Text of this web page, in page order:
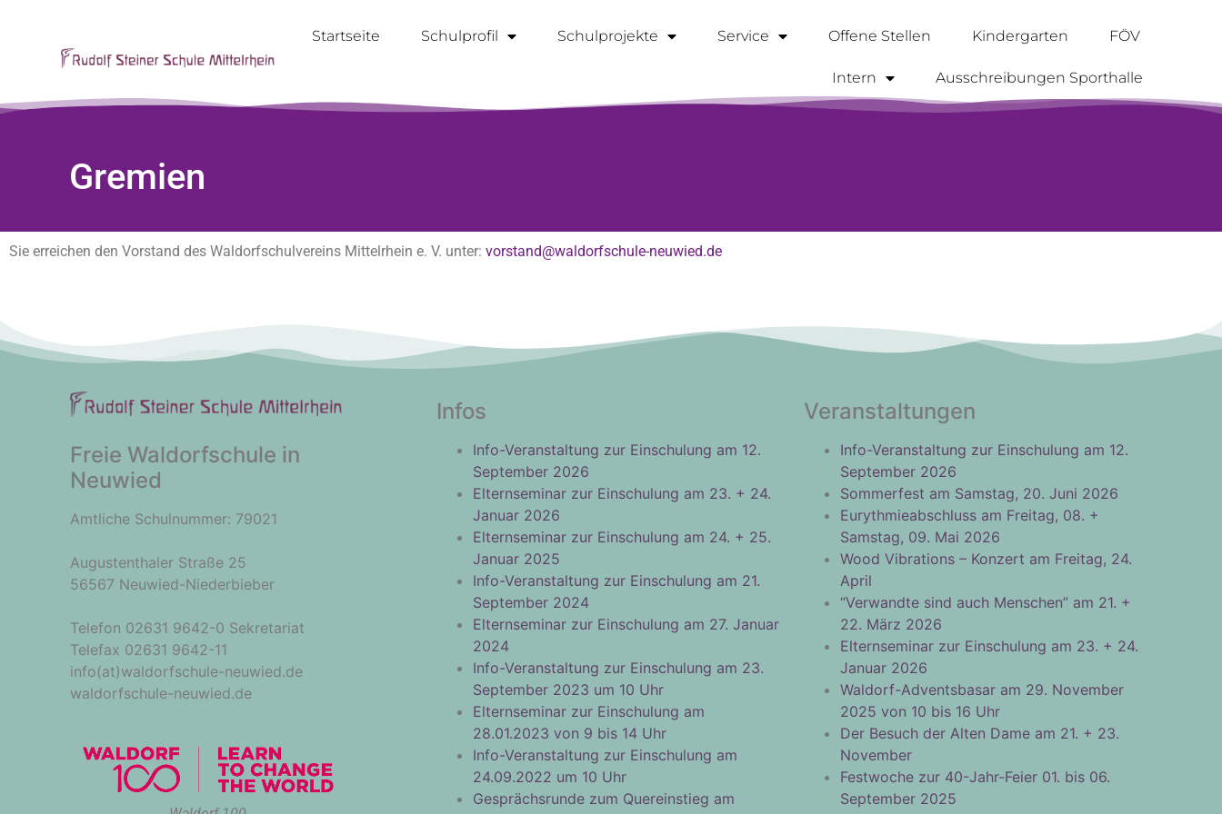
Startseite Schulprofil Schulprojekte Service Offene Stellen Kindergarten FÖV
Intern Ausschreibungen Sporthalle
Gremien
Sie erreichen den Vorstand des Waldorfschulvereins Mittelrhein e. V. unter: vorstand@waldorfschule-neuwied.de
Freie Waldorfschule in
Neuwied
Amtliche Schulnummer: 79021
Augustenthaler Straße 25
56567 Neuwied-Niederbieber
Telefon 02631 9642-0 Sekretariat
Telefax 02631 9642-11
info(at)waldorfschule-neuwied.de
waldorfschule-neuwied.de
Infos
Info-Veranstaltung zur Einschulung am 12.
September 2026
Elternseminar zur Einschulung am 23. + 24.
Januar 2026
Elternseminar zur Einschulung am 24. + 25.
Januar 2025
Info-Veranstaltung zur Einschulung am 21.
September 2024
Elternseminar zur Einschulung am 27. Januar
2024
Info-Veranstaltung zur Einschulung am 23.
September 2023 um 10 Uhr
Elternseminar zur Einschulung am
28.01.2023 von 9 bis 14 Uhr
Info-Veranstaltung zur Einschulung am
24.09.2022 um 10 Uhr
Gesprächsrunde zum Quereinstieg am
Veranstaltungen
Info-Veranstaltung zur Einschulung am 12.
September 2026
Sommerfest am Samstag, 20. Juni 2026
Eurythmieabschluss am Freitag, 08. +
Samstag, 09. Mai 2026
Wood Vibrations – Konzert am Freitag, 24.
April
“Verwandte sind auch Menschen” am 21. +
22. März 2026
Elternseminar zur Einschulung am 23. + 24.
Januar 2026
Waldorf-Adventsbasar am 29. November
2025 von 10 bis 16 Uhr
Der Besuch der Alten Dame am 21. + 23.
November
Festwoche zur 40-Jahr-Feier 01. bis 06.
September 2025